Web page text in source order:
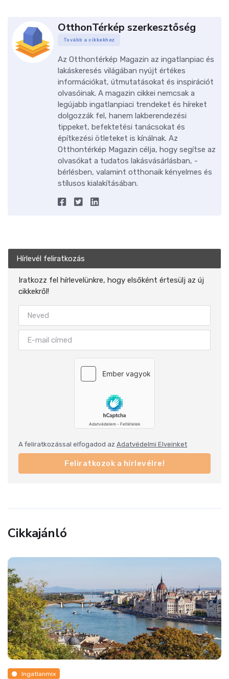
OtthonTérkép szerkesztőség
Tovább a cikkekhez
Az Otthontérkép Magazin az ingatlanpiac és
lakáskeresés világában nyújt értékes
információkat, útmutatásokat és inspirációt
olvasóinak. A magazin cikkei nemcsak a
legújabb ingatlanpiaci trendeket és híreket
dolgozzák fel, hanem lakberendezési
tippeket, befektetési tanácsokat és
építkezési ötleteket is kínálnak. Az
Otthontérkép Magazin célja, hogy segítse az
olvasókat a tudatos lakásvásárlásban, -
bérlésben, valamint otthonaik kényelmes és
stílusos kialakításában.
Hírlevél feliratkozás
Iratkozz fel hírlevelünkre, hogy elsőként értesülj az új
cikkekről!
A feliratkozással elfogadod az Adatvédelmi Elveinket
Feliratkozok a hírlevélre!
Cikkajánló
Ingatlanmix